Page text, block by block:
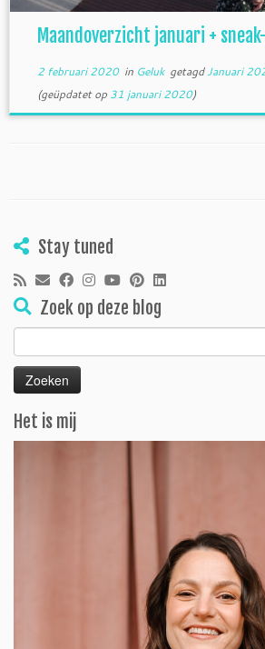
Maandoverzicht januari +
2 februari 2020in Geluk getagdJanuari
(geüpdatet op 31 januari 2020)
Stay tuned
Zoek op deze blog
Zoeken
naar:
Het is mij